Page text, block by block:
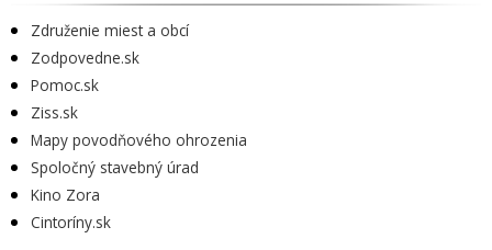
Združenie miest a obcí
Zodpovedne.sk
Pomoc.sk
Ziss.sk
Mapy povodňového ohrozenia
Spoločný stavebný úrad
Kino Zora
Cintoríny.sk